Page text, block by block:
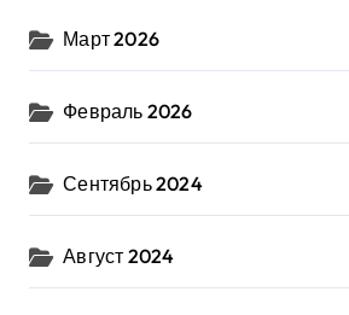
Март 2026
Февраль 2026
Сентябрь 2024
Август 2024